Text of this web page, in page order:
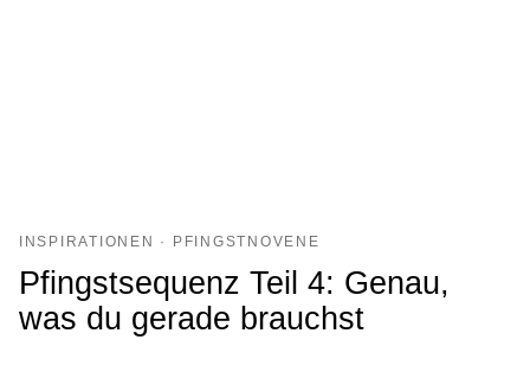
INSPIRATIONEN · PFINGSTNOVENE
Pfingstsequenz Teil 4: Genau,
was du gerade brauchst